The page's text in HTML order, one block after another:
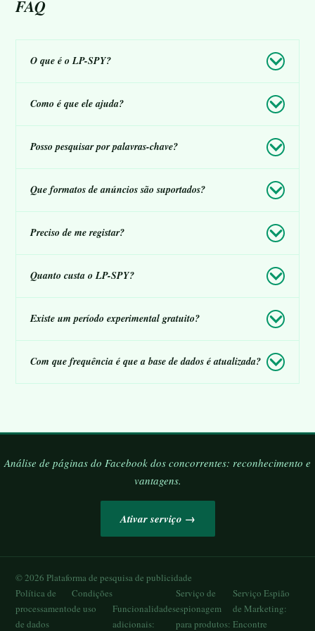
FAQ
O que é o LP-SPY?
Como é que ele ajuda?
Posso pesquisar por palavras-chave?
Que formatos de anúncios são suportados?
Preciso de me registar?
Quanto custa o LP-SPY?
Existe um período experimental gratuito?
Com que frequência é que a base de dados é atualizada?
Análise de páginas do Facebook dos concorrentes: reconhecimento e
vantagens.
Ativar serviço →
©2026 Plataforma de pesquisa de publicidade
Política de
processamento
de dados
Condições
de uso
Funcionalidades
adicionais:
Serviço de
espionagem
para produtos:
Serviço Espião
de Marketing:
Encontre